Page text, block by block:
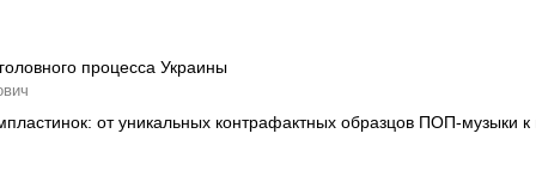
процесса Украины
от уникальных контрафактных образцов ПОП-музыки